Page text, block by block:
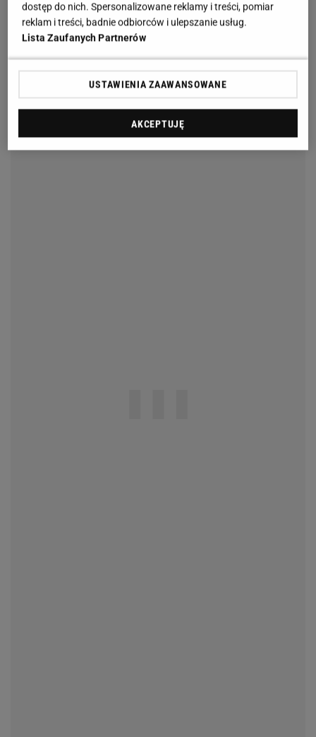
dostęp do nich. Spersonalizowane reklamy i treści, pomiar
reklam i treści, badnie odbiorców i ulepszanie usług.
Lista Zaufanych Partnerów
USTAWIENIA ZAAWANSOWANE
AKCEPTUJĘ